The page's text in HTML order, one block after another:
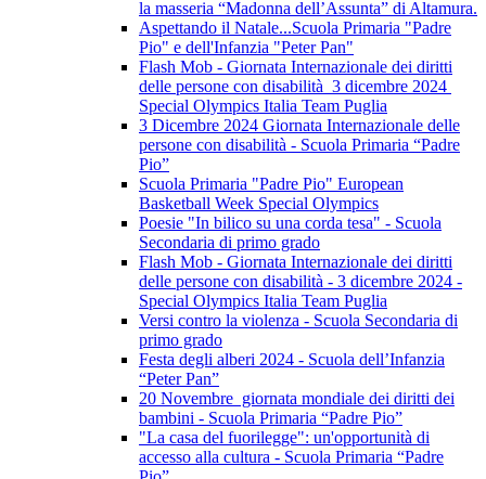
la masseria “Madonna dell’Assunta” di Altamura.
Aspettando il Natale...Scuola Primaria "Padre
Pio" e dell'Infanzia "Peter Pan"
Flash Mob - Giornata Internazionale dei diritti
delle persone con disabilità 3 dicembre 2024
Special Olympics Italia Team Puglia
3 Dicembre 2024 Giornata Internazionale delle
persone con disabilità - Scuola Primaria “Padre
Pio”
Scuola Primaria "Padre Pio" European
Basketball Week Special Olympics
Poesie "In bilico su una corda tesa" - Scuola
Secondaria di primo grado
Flash Mob - Giornata Internazionale dei diritti
delle persone con disabilità - 3 dicembre 2024 -
Special Olympics Italia Team Puglia
Versi contro la violenza - Scuola Secondaria di
primo grado
Festa degli alberi 2024 - Scuola dell’Infanzia
“Peter Pan”
20 Novembre giornata mondiale dei diritti dei
bambini - Scuola Primaria “Padre Pio”
"La casa del fuorilegge": un'opportunità di
accesso alla cultura - Scuola Primaria “Padre